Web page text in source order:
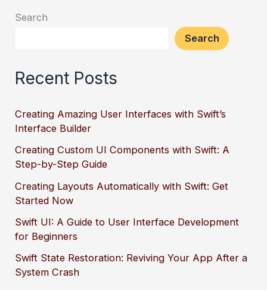
Search
Search
Recent Posts
Creating Amazing User Interfaces with Swift’s
Interface Builder
Creating Custom UI Components with Swift: A
Step-by-Step Guide
Creating Layouts Automatically with Swift: Get
Started Now
Swift UI: A Guide to User Interface Development
for Beginners
Swift State Restoration: Reviving Your App After a
System Crash